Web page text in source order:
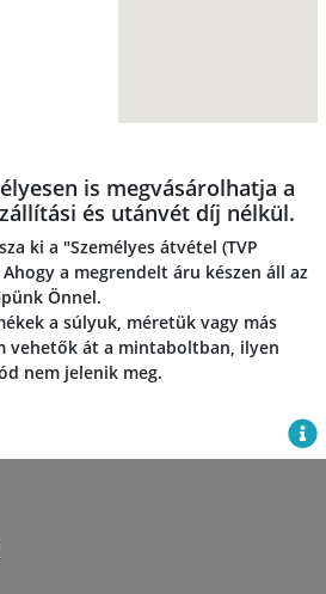
is megvásárolhatja a
és utánvét díj nélkül.
ki a "Személyes átvétel (TVP
a megrendelt áru készen áll az
Önnel.
a súlyuk, méretük vagy más
vehetők át a mintaboltban, ilyen
nem jelenik meg.